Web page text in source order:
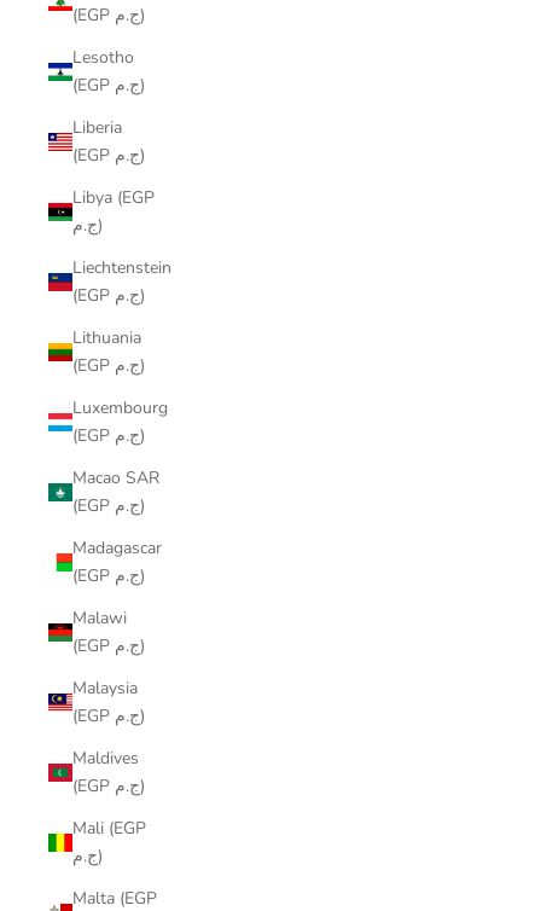
(EGP ج.م)
Lesotho
(EGP ج.م)
Liberia
(EGP ج.م)
Libya (EGP
ج.م)
Liechtenstein
(EGP ج.م)
Lithuania
(EGP ج.م)
Luxembourg
(EGP ج.م)
Macao SAR
(EGP ج.م)
Madagascar
(EGP ج.م)
Malawi
(EGP ج.م)
Malaysia
(EGP ج.م)
Maldives
(EGP ج.م)
Mali (EGP
ج.م)
Malta (EGP